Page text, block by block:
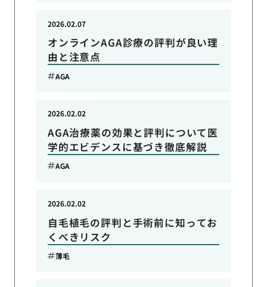
オンラインAGA診療の評判が良い理
由と注意点
2026.02.07
AGA
AGA治療薬の効果と評判について医
学的エビデンスに基づき徹底解説
2026.02.02
AGA
自毛植毛の評判と手術前に知ってお
くべきリスク
2026.02.02
薄毛